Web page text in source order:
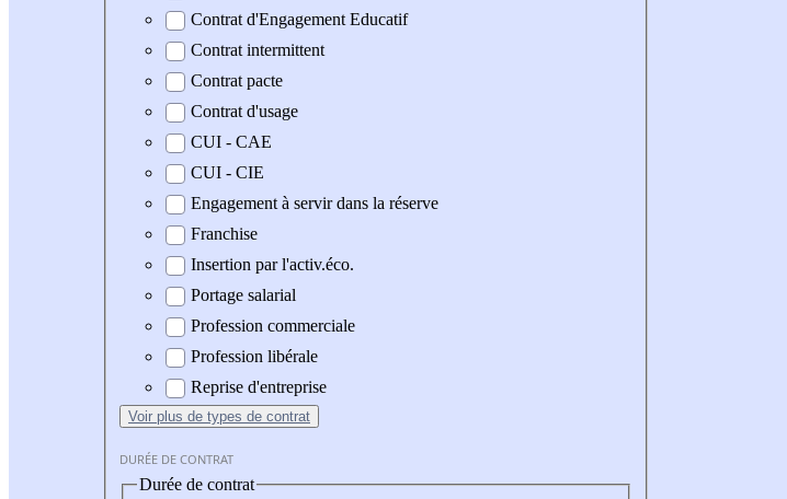
Contrat d'Engagement Educatif
Contrat intermittent
Contrat pacte
Contrat d'usage
CUI - CAE
CUI - CIE
Engagement à servir dans la réserve
Franchise
Insertion par l'activ.éco.
Portage salarial
Profession commerciale
Profession libérale
Reprise d'entreprise
Voir plus de types de contrat
DURÉE DE CONTRAT
Durée de contrat